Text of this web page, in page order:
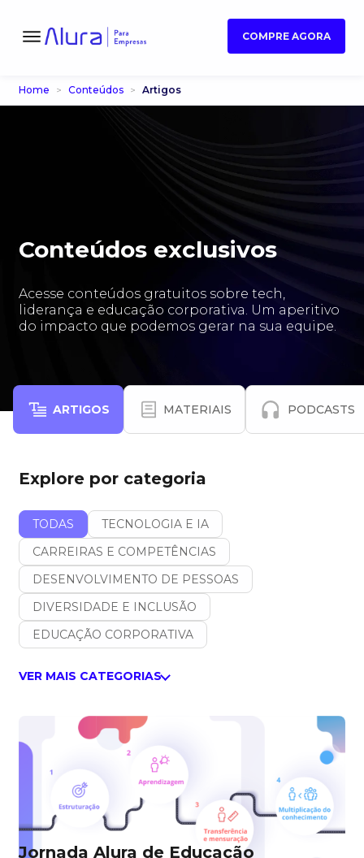
COMPRE AGORA
Home Conteúdos Artigos
Conteúdos exclusivos
Acesse conteúdos gratuitos sobre tech,
liderança e educação corporativa. Um aperitivo
do impacto que podemos gerar na sua equipe.
ARTIGOS MATERIAIS PODCASTS
Jornada Alura de Educação
Explore por categoria
TODAS
TECNOLOGIA E IA
CARREIRAS E COMPETÊNCIAS
DESENVOLVIMENTO DE PESSOAS
DIVERSIDADE E INCLUSÃO
EDUCAÇÃO CORPORATIVA
VER MAIS CATEGORIAS